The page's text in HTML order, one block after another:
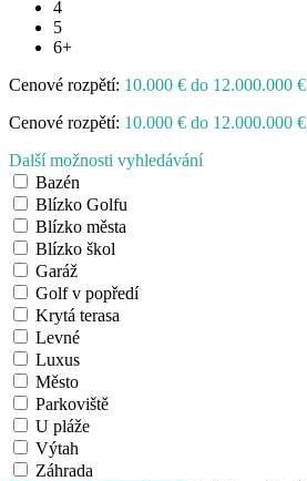
4
5
6+
Cenové rozpětí: 10.000 € do 12.000.000 €
Cenové rozpětí: 10.000 € do 12.000.000 €
Další možnosti vyhledávání
Bazén
Blízko Golfu
Blízko města
Blízko škol
Garáž
Golf v popředí
Krytá terasa
Levné
Luxus
Město
Parkoviště
U pláže
Výtah
Záhrada